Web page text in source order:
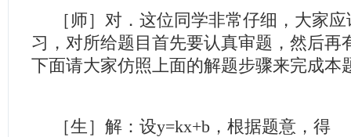
［师］对．这位同学非常仔细，大家
习，对所给题目首先要认真审题，然后再
下面请大家仿照上面的解题步骤来完成本
［生］解：设y=kx+b，根据题意，得